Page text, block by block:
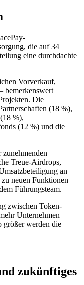
die auf 34
eine durchdachte
Vorverkauf,
bemerkenswert
Die
(18 %),
%),
(12 %) und die
Treue-Airdrops,
an
neuen Funktionen
Führungsteam.
zwischen Token-
Unternehmen
größer werden die
zukünftiges